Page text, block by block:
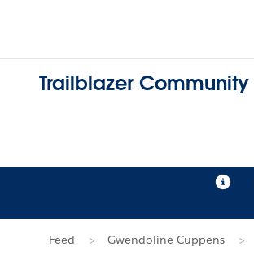
Trailblazer Community
Feed Gwendoline Cuppens